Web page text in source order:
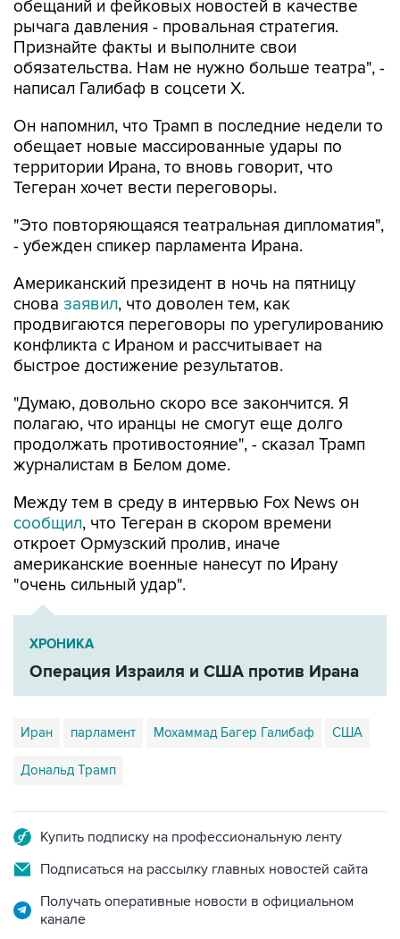
обещаний и фейковых новостей в качестве
рычага давления - провальная стратегия.
Признайте факты и выполните свои
обязательства. Нам не нужно больше театра", -
написал Галибаф в соцсети X.
Он напомнил, что Трамп в последние недели то
обещает новые массированные удары по
территории Ирана, то вновь говорит, что
Тегеран хочет вести переговоры.
"Это повторяющаяся театральная дипломатия",
- убежден спикер парламента Ирана.
Американский президент в ночь на пятницу
снова заявил, что доволен тем, как
продвигаются переговоры по урегулированию
конфликта с Ираном и рассчитывает на
быстрое достижение результатов.
"Думаю, довольно скоро все закончится. Я
полагаю, что иранцы не смогут еще долго
продолжать противостояние", - сказал Трамп
журналистам в Белом доме.
Между тем в среду в интервью Fox News он
сообщил, что Тегеран в скором времени
откроет Ормузский пролив, иначе
американские военные нанесут по Ирану
"очень сильный удар".
ХРОНИКА
Операция Израиля и США против Ирана
Иран парламент Мохаммад Багер Галибаф США
Дональд Трамп
Купить подписку на профессиональную ленту
Подписаться на рассылку главных новостей сайта
Получать оперативные новости в официальном
канале